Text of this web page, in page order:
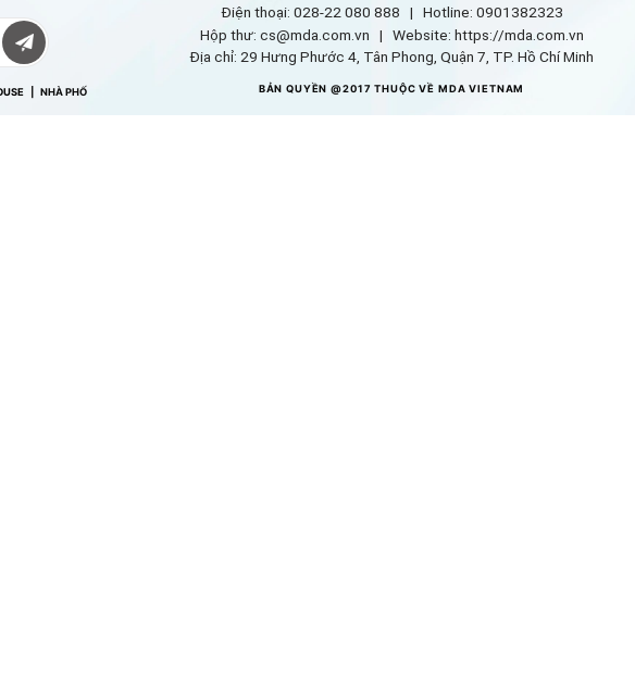
Điện thoại: 028-22 080 888 | Hotline: 0901382323
Hộp thư: cs@mda.com.vn | Website: https://mda.com.vn
Địa chỉ: 29 Hưng Phước 4, Tân Phong, Quận 7, TP. Hồ Chí Minh
| NHÀ PHỐ BẢN QUYỀN @2017 THUỘC VỀ MDA VIETNAM